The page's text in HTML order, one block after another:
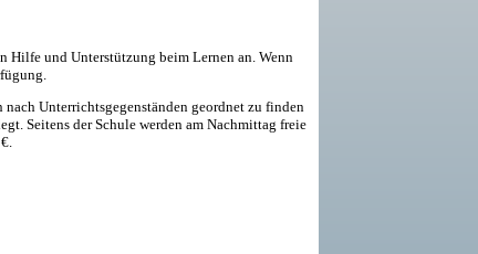
Hilfe und Unterstützung beim Lernen an. Wenn
Unterrichtsgegenständen geordnet zu finden
Seitens der Schule werden am Nachmittag freie